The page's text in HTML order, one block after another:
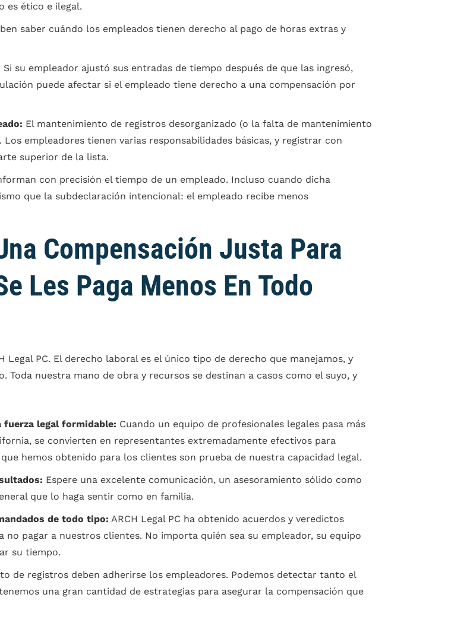
es ético e ilegal.
saber cuándo los empleados tienen derecho al pago de horas extras y
Si su empleador ajustó sus entradas de tiempo después de que las ingresó,
puede afectar si el empleado tiene derecho a una compensación por
El mantenimiento de registros desorganizado (o la falta de mantenimiento
empleadores tienen varias responsabilidades básicas, y registrar con
superior de la lista.
con precisión el tiempo de un empleado. Incluso cuando dicha
que la subdeclaración intencional: el empleado recibe menos
Compensación Justa Para
Les Paga Menos En Todo
PC. El derecho laboral es el único tipo de derecho que manejamos, y
nuestra mano de obra y recursos se destinan a casos como el suyo, y
fuerza legal formidable: Cuando un equipo de profesionales legales pasa más
se convierten en representantes extremadamente efectivos para
que hemos obtenido para los clientes son prueba de nuestra capacidad legal.
Espere una excelente comunicación, un asesoramiento sólido como
que lo haga sentir como en familia.
de todo tipo: ARCH Legal PC ha obtenido acuerdos y veredictos
pagar a nuestros clientes. No importa quién sea su empleador, su equipo
su tiempo.
de registros deben adherirse los empleadores. Podemos detectar tanto el
una gran cantidad de estrategias para asegurar la compensación que